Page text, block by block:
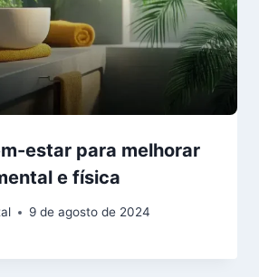
estar para melhorar
e física
9 de agosto de 2024